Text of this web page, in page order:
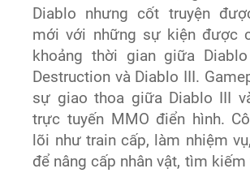
Diablo nhưng cốt truyện
mới với những sự kiện được
khoảng thời gian giữa
Destruction và Diablo III.
sự giao thoa giữa Diablo III
trực tuyến MMO điển hình.
lõi như train cấp, làm nhiệm
để nâng cấp nhân vật, tìm